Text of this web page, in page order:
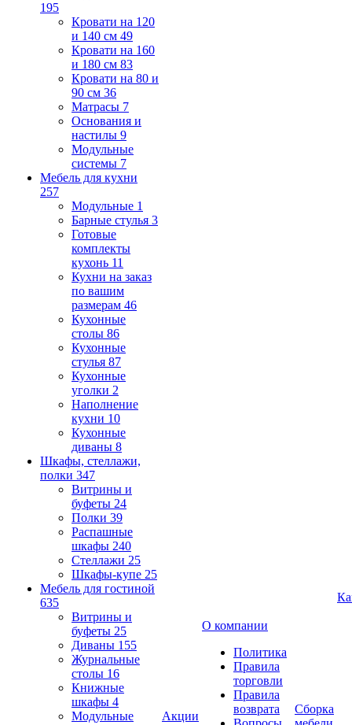
195
Кровати на 120
и 140 см 49
Кровати на 160
и 180 см 83
Кровати на 80 и
90 см 36
Матрасы 7
Основания и
настилы 9
Модульные
системы 7
Мебель для кухни
257
Модульные 1
Барные стулья 3
Готовые
комплекты
кухонь 11
Кухни на заказ
по вашим
размерам 46
Кухонные
столы 86
Кухонные
стулья 87
Кухонные
уголки 2
Наполнение
кухни 10
Кухонные
диваны 8
Шкафы, стеллажи,
полки 347
Витрины и
буфеты 24
Полки 39
Распашные
шкафы 240
Стеллажи 25
Шкафы-купе 25
Мебель для гостиной
635
Витрины и
буфеты 25
Диваны 155
Журнальные
столы 16
Книжные
шкафы 4
Модульные
Акции
О компании
Политика
Правила
торговли
Правила
возврата
Сборка